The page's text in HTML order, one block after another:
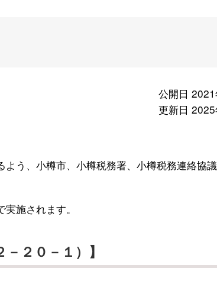
公開日
更新日
う、小樽市、小樽税務署、小樽税務連絡協
施されます。
２０－１）】